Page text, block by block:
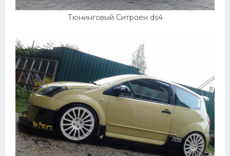
Тюнинговый Ситроен ds4